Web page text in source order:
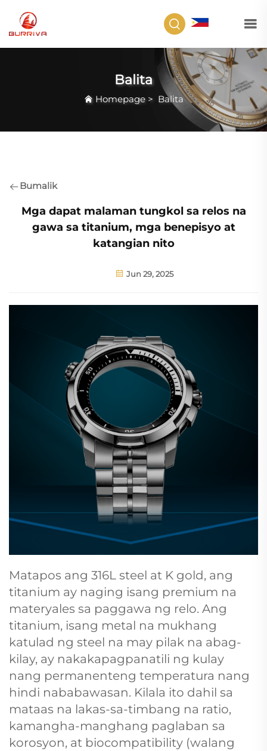
Balita
Homepage> Balita
Bumalik
Mga dapat malaman tungkol sa relos na
gawa sa titanium, mga benepisyo at
katangian nito
Jun 29, 2025
Matapos ang 316L steel at K gold, ang
titanium ay naging isang premium na
materyales sa paggawa ng relo. Ang
titanium, isang metal na mukhang
katulad ng steel na may pilak na abag-
kilay, ay nakakapagpanatili ng kulay
nang permanenteng temperatura nang
hindi nababawasan. Kilala ito dahil sa
mataas na lakas-sa-timbang na ratio,
kamangha-manghang paglaban sa
korosyon, at biocompatibility (walang